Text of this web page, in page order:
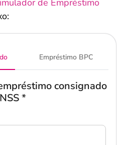
de Empréstimo
Salvar Ferramenta
Empréstimo BPC
consignado
*